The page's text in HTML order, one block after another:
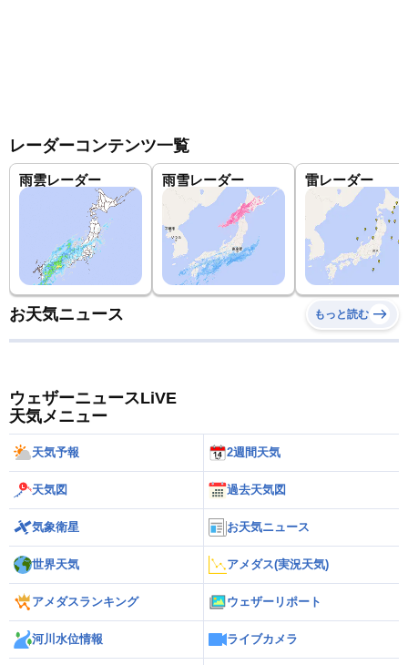
レーダーコンテンツ一覧
雨雲レーダー 雨雪レーダー 雷レーダー
お天気ニュース もっと読む
ウェザーニュースLiVE
天気メニュー
天気予報 2週間天気
天気図 過去天気図
気象衛星 お天気ニュース
世界天気 アメダス(実況天気)
アメダスランキング ウェザーリポート
河川水位情報 ライブカメラ